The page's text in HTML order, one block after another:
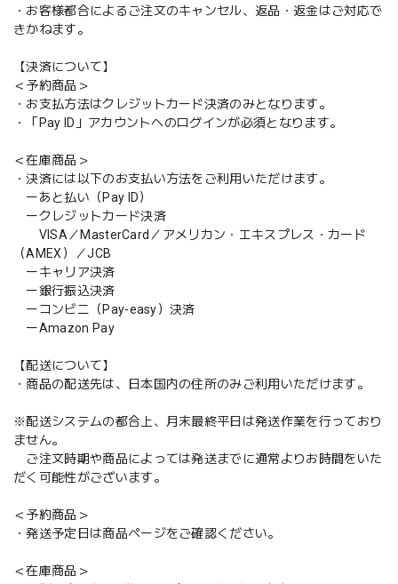
・お客様都合によるご注文のキャンセル、返品・返金はご対応で
きかねます。
【決済について】
＜予約商品＞
・お支払方法はクレジットカード決済のみとなります。
・「Pay ID」アカウントへのログインが必須となります。
＜在庫商品＞
・決済には以下のお支払い方法をご利用いただけます。
ーあと払い（Pay ID）
ークレジットカード決済
VISA／MasterCard／アメリカン・エキスプレス・カード
（AMEX）／JCB
ーキャリア決済
ー銀行振込決済
ーコンビニ（Pay-easy）決済
ーAmazon Pay
【配送について】
・商品の配送先は、日本国内の住所のみご利用いただけます。
※配送システムの都合上、月末最終平日は発送作業を行っており
ません。
ご注文時期や商品によっては発送までに通常よりお時間をいた
だく可能性がございます。
＜予約商品＞
・発送予定日は商品ページをご確認ください。
＜在庫商品＞